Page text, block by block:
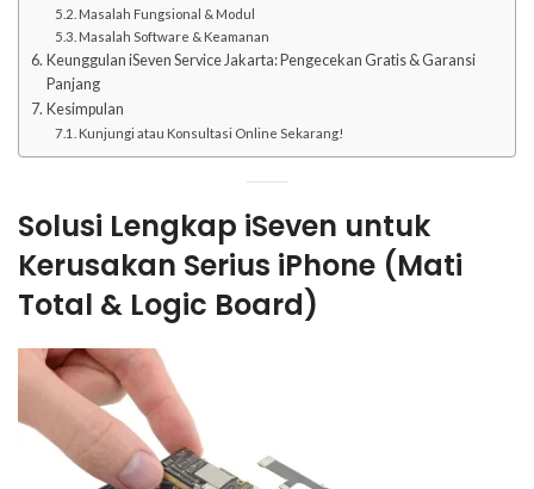
Masalah Fungsional & Modul
Masalah Software & Keamanan
Keunggulan iSeven Service Jakarta: Pengecekan Gratis & Garansi
Panjang
Kesimpulan
Kunjungi atau Konsultasi Online Sekarang!
Solusi Lengkap iSeven untuk
Kerusakan Serius iPhone (Mati
Total & Logic Board)